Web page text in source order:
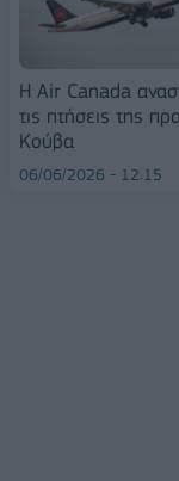
Η Air Canada
τις πτήσεις της
Κούβα
06/06/2026 - 12:15